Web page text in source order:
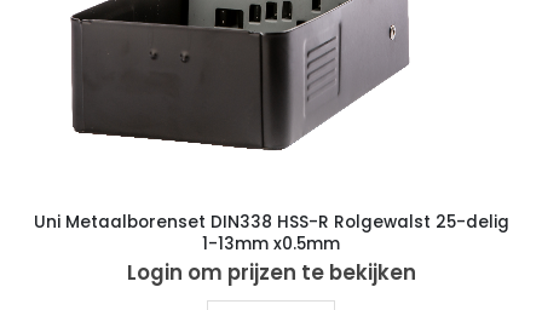
Uni Metaalborenset DIN338 HSS-R Rolgewalst 25-delig
1-13mm x0.5mm
Login om prijzen te bekijken